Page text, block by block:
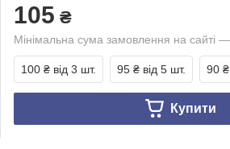
105 ₴
Мінімальна сума замовлення на сайті
100 ₴ від 3 шт. 95 ₴ від 5 шт. 90 ₴
Купити